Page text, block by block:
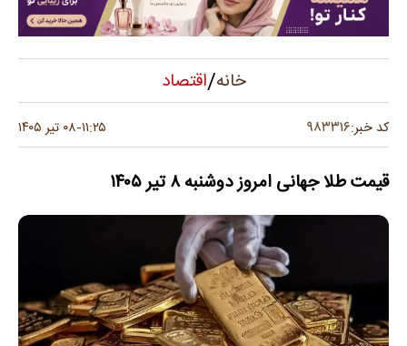
خانه/اقتصاد
کد خبر:۹۸۳۳۱۶ ۱۱:۲۵-۰۸ تیر ۱۴۰۵
قیمت طلا جهانی امروز دوشنبه ۸ تیر ۱۴۰۵